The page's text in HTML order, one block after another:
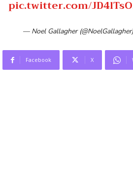
pic.twitter.com/
— Noel Gallagher
Facebook X